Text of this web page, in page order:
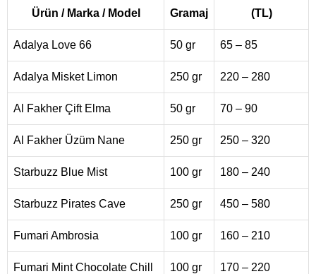
Ürün / Marka / Model Gramaj
(TL)
Adalya Love 66 50 gr 65 – 85
Adalya Misket Limon 250 gr 220 – 280
Al Fakher Çift Elma 50 gr 70 – 90
Al Fakher Üzüm Nane 250 gr 250 – 320
Starbuzz Blue Mist 100 gr 180 – 240
Starbuzz Pirates Cave 250 gr 450 – 580
Fumari Ambrosia 100 gr 160 – 210
Fumari Mint Chocolate Chill 100 gr 170 – 220